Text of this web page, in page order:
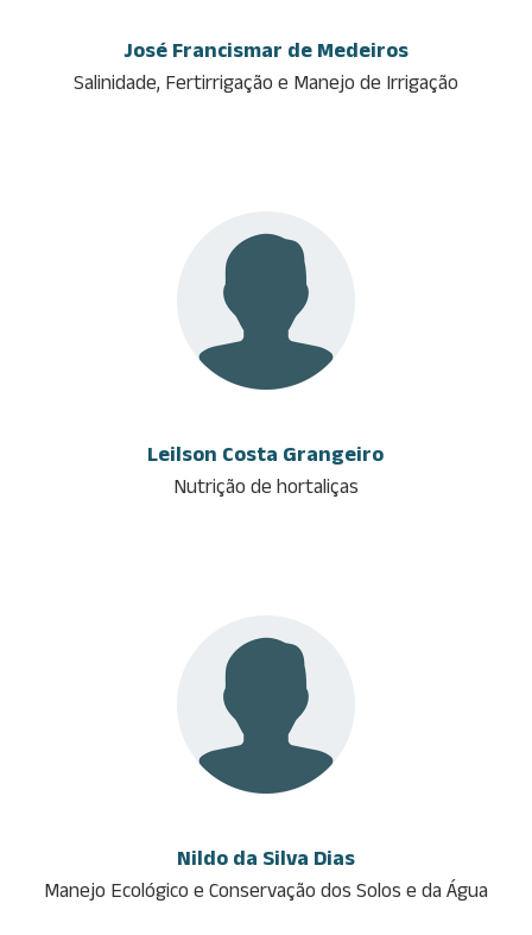
José Francismar de Medeiros
Salinidade, Fertirrigação e Manejo de Irrigação
Leilson Costa Grangeiro
Nutrição de hortaliças
Nildo da Silva Dias
Manejo Ecológico e Conservação dos Solos e da Água